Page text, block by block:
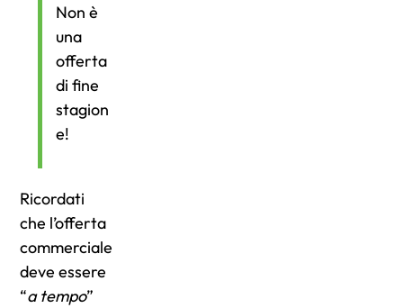
Non è
una
offerta
di fine
stagion
e!
Ricordati
che l’offerta
commerciale
deve essere
“a tempo”